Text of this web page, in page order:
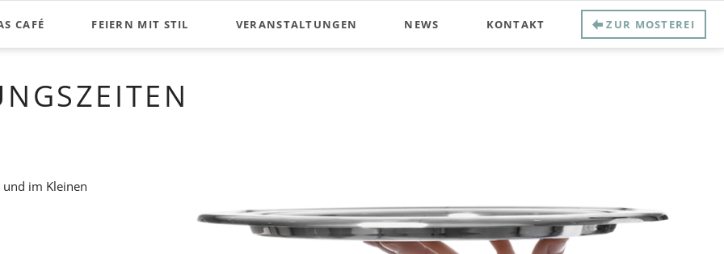
CAFÉ FEIERN MIT STIL VERANSTALTUNGEN NEWS KONTAKT ZUR MOSTEREI
im Kleinen